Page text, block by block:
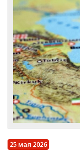
25 мая 2026